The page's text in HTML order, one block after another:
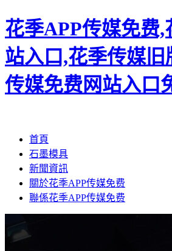
花季APP传媒免费,
站入口,花季传媒旧
传媒免费网站入口
首頁
石墨模具
新聞資訊
關於花季APP传媒免费
聯係花季APP传媒免费